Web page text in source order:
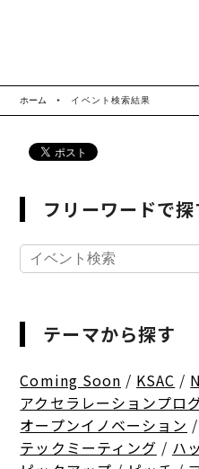
ホーム イベント検索結果
フリーワードで探
テーマから探す
Coming Soon / KSAC /
アクセラレーションプロ
オープンイノベーション /
テックミーティング / ハ